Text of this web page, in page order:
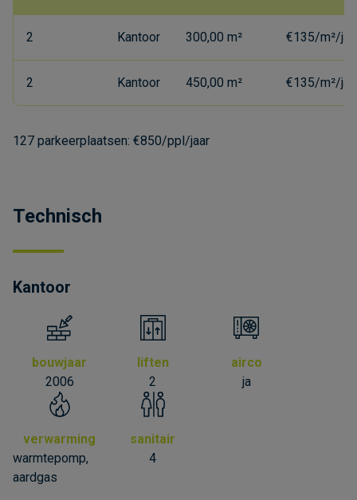
2 Kantoor 300,00 m² €135/m²/
2 Kantoor 450,00 m² €135/m²/
127 parkeerplaatsen: €850/ppl/jaar
Technisch
Kantoor
bouwjaar
2006
liften
2
airco
ja
verwarming
warmtepomp,
aardgas
sanitair
4